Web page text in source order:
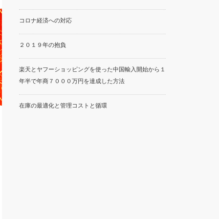
コロナ経済への対応
２０１９年の抱負
楽天とヤフーショッピングを使った中国輸入開始から１
年半で年商７０００万円を達成した方法
在庫の最適化と管理コストと循環